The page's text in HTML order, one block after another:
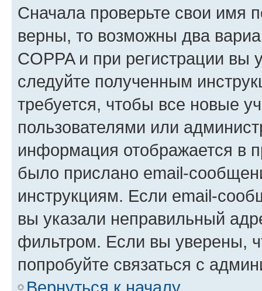
Сначала проверьте свои имя
верны, то возможны два
COPPA и при регистрации вы
следуйте полученным
требуется, чтобы все новые
пользователями или
информация отображается в
было прислано email-
инструкциям. Если email-
вы указали неправильный
фильтром. Если вы уверены,
попробуйте связаться с
Вернуться к началу